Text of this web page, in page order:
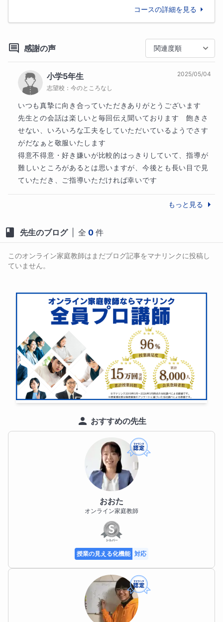
お子さまをサポートしていくためにも、保護者の方と
▼指導内容
①不登校・学校ぎらいの子どものための総合的なサポ
ート
不登校の子どもたちのための学習支援塾にて指導して
いた経験を活かして授業を行います！
私の授業では、基本的にいきなり勉強を始めることは
しません。「この先生なら安心できるな」「いさな先
生になら、悩みや本音を話しても大丈夫そうだな」と
思ってくれるよう、信頼関係を築くことを最優先事項
としています。
ある程度信頼関係が構築できたところで、お子さまが
抱えている悩みや問題についていっしょに考えて、分
不登校に悩むお子さまであれば、「なぜ学校に行けな
いことが苦しいことなのか？」をいっしょに考えま
す。受験勉強が手につかないお子さまであれば、「そ
もそもその学校を志望した理由は何か？」をいっしょ
分までいっしょに分析することで、解決の糸口を探し
ていきます。
やるべきことが決まったら、最後まで徹底的に伴走し
ます！
学習指導や進路指導、メンタルサポートの豊富な経験
を活かし、お子さまが自分のやりたいことに向かって
旅立っていくそのときまで、“おせっかい”を焼きつづ
けます！
国語・数学・英語の主要3科目の指導を行えますので、
そのときのお子さまの段階・目的に応じて、柔軟に対
受験指導も中学入試・高校入試・大学入試と手広く対
応できますので、たとえばお子さまが高校進学を果た
したあと、大学受験までずっとサポートをする、とい
った長期的な指導も可能です！
③面接・作文・小論文などの指導
旧来の偏差値重視の入試に替わって、「自分の考えを
説明できる力」を量る入試が増加しています。
AO入試・推薦入試・都立チャレンジスクール入試など
もお任せください。
▼無料個別相談のご案内
コースの詳細を見る
感謝の声 関連度順
小学5年生
志望校： 今のところなし
2025/05/04
いつも真摯に向き合っていただきありがとうございます
先生との会話は楽しいと毎回伝え聞いております　飽きさ
せない、いろいろな工夫をしていただいているようでさす
がだなぁと敬服いたします
得意不得意・好き嫌いが比較的はっきりしていて、指導が
難しいところがあるとは思いますが、今後とも長い目で見
ていただき、ご指導いただければ幸いです
もっと見る
先生のブログ 全 0 件
このオンライン家庭教師はまだブログ記事をマナリンクに投稿し
ていません。
おすすめの先生
おおた
オンライン家庭教師
授業の見える化機能 対応